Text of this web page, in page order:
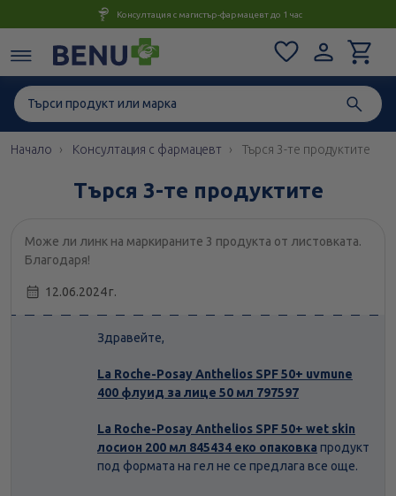
Консултация с магистър-фармацевт до 1 час
Начало Консултация с фармацевт Търся 3-те продуктите
Търся 3-те продуктите
Може ли линк на маркираните 3 продукта от листовката.
Благодаря!
12.06.2024 г.
Здравейте,
La Roche-Posay Anthelios SPF 50+ uvmune
400 флуид за лице 50 мл 797597
La Roche-Posay Anthelios SPF 50+ wet skin
лосион 200 мл 845434 еко опаковка продукт
под формата на гел не се предлага все още.